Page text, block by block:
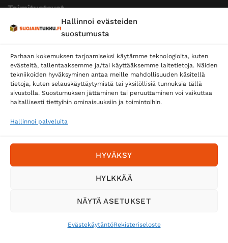
Hallinnoi evästeiden
suostumusta
Parhaan kokemuksen tarjoamiseksi käytämme teknologioita, kuten
evästeitä, tallentaaksemme ja/tai käyttääksemme laitetietoja. Näiden
tekniikoiden hyväksyminen antaa meille mahdollisuuden käsitellä
tietoja, kuten selauskäyttäytymistä tai yksilöllisiä tunnuksia tällä
sivustolla. Suostumuksen jättäminen tai peruuttaminen voi vaikuttaa
haitallisesti tiettyihin ominaisuuksiin ja toimintoihin.
Hallinnoi palveluita
HYVÄKSY
HYLKKÄÄ
NÄYTÄ ASETUKSET
EvästekäytäntöRekisteriseloste
Toimitustavat
Posti
Postnord
Tilaa uutiskirje ja saat erikoisalennuksia